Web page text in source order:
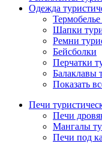
Одежда
Термобелье
Шапки
Ремни
Бейсболки
Перчатки
Балаклавы
Показать
Печи
Печи
Мангалы
Печи под